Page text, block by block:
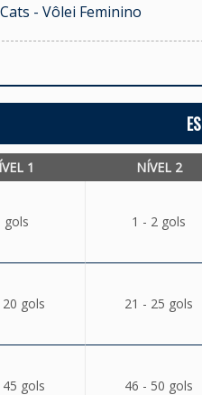
- Vôlei Feminino
1 NÍVEL 2
gols 1 - 2 gols
gols 21 - 25 gols
gols 46 - 50 gols